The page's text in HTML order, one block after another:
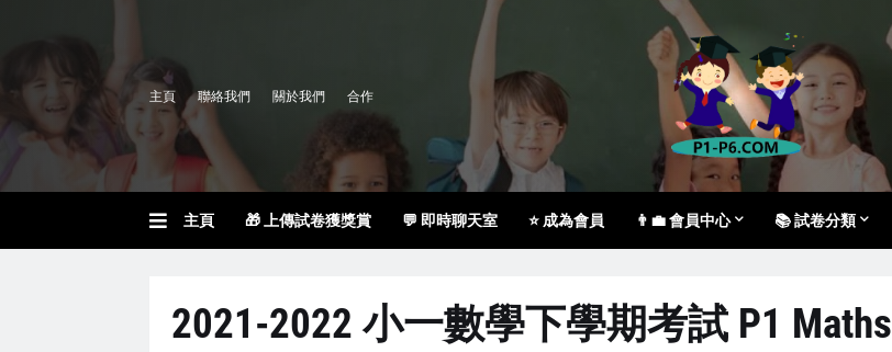
主頁 聯絡我們 關於我們 合作
主頁 🎁 上傳試卷獲獎賞 💬 即時聊天室 ⭐ 成為會員 👨‍💼 會員中心 📚 試卷分類
2021-2022 小一數學下學期考試 P1 Maths